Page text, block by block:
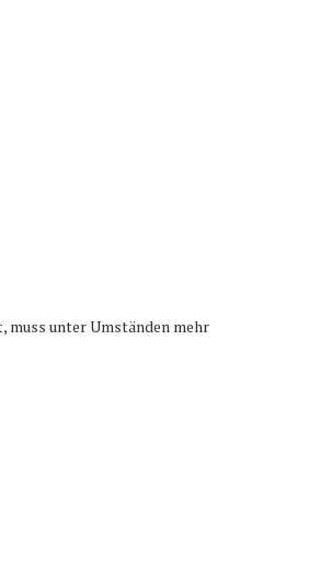
muss unter Umständen mehr